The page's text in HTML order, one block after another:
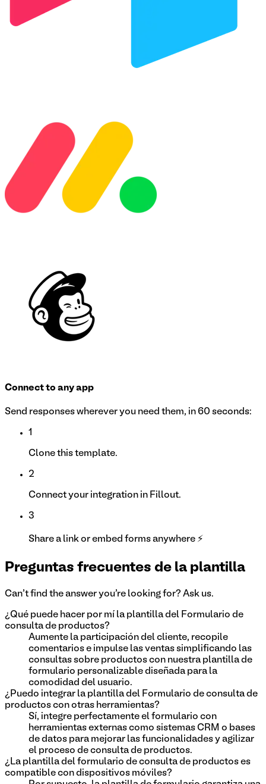
Connect to any app
Send responses wherever you need them, in 60 seconds:
1
Clone this template.
2
Connect your integration in Fillout.
3
Share a link or embed forms anywhere ⚡
Preguntas frecuentes de la plantilla
Can't find the answer you're looking for? Ask us.
¿Qué puede hacer por mí la plantilla del Formulario de
consulta de productos?
Aumente la participación del cliente, recopile
comentarios e impulse las ventas simplificando las
consultas sobre productos con nuestra plantilla de
formulario personalizable diseñada para la
comodidad del usuario.
¿Puedo integrar la plantilla del Formulario de consulta de
productos con otras herramientas?
Sí, integre perfectamente el formulario con
herramientas externas como sistemas CRM o bases
de datos para mejorar las funcionalidades y agilizar
el proceso de consulta de productos.
¿La plantilla del formulario de consulta de productos es
compatible con dispositivos móviles?